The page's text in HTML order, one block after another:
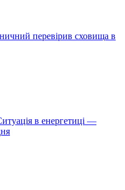
перевірив сховища в
в енергетиці —